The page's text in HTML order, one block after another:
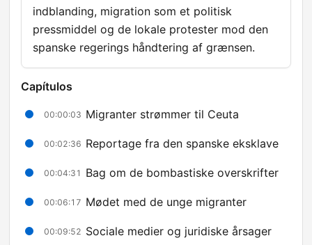
indblanding, migration som et politisk
pressmiddel og de lokale protester mod den
spanske regerings håndtering af grænsen.
Capítulos
00:00:03 Migranter strømmer til Ceuta
00:02:36 Reportage fra den spanske eksklave
00:04:31 Bag om de bombastiske overskrifter
00:06:17 Mødet med de unge migranter
00:09:52 Sociale medier og juridiske årsager